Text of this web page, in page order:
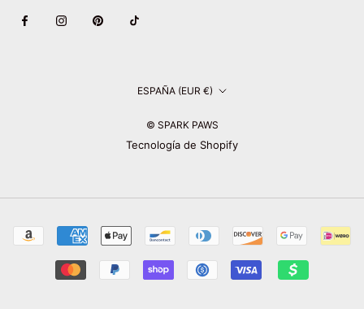
País/región ESPAÑA (EUR €)
© SPARK PAWS
Tecnología de Shopify